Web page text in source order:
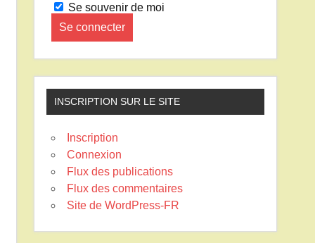
Se souvenir de moi
INSCRIPTION SUR LE SITE
Inscription
Connexion
Flux des publications
Flux des commentaires
Site de WordPress-FR